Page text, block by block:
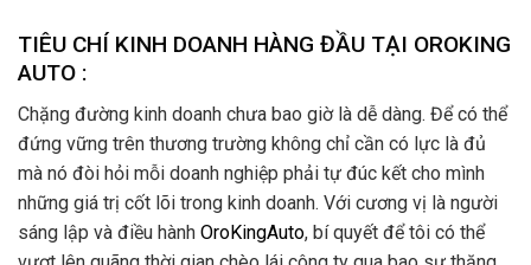
TIÊU CHÍ KINH DOANH HÀNG ĐẦU TẠI OROKING
AUTO :
Chặng đường kinh doanh chưa bao giờ là dễ dàng. Để có thể
đứng vững trên thương trường không chỉ cần có lực là đủ
mà nó đòi hỏi mỗi doanh nghiệp phải tự đúc kết cho mình
những giá trị cốt lõi trong kinh doanh. Với cương vị là người
sáng lập và điều hành OroKingAuto, bí quyết để tôi có thể